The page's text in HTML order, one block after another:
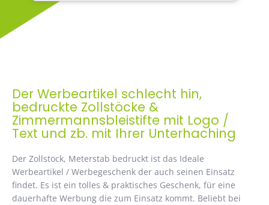
Der Werbeartikel schlecht hin,
bedruckte Zollstöcke &
Zimmermannsbleistifte mit Logo /
Text und zb. mit Ihrer Unterhaching
Der Zollstock, Meterstab bedruckt ist das Ideale
Werbeartikel / Werbegeschenk der auch seinen Einsatz
findet. Es ist ein tolles & praktisches Geschenk, für eine
dauerhafte Werbung die zum Einsatz kommt. Beliebt bei